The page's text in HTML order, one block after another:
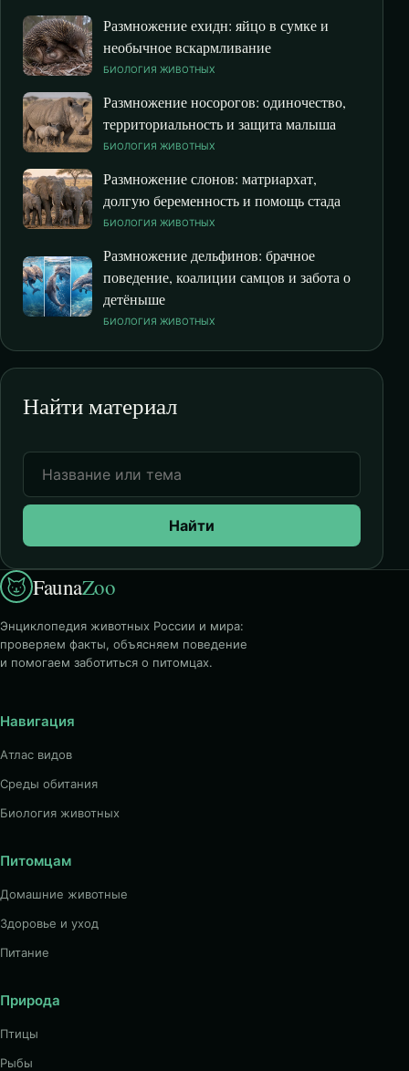
Размножение ехидн: яйцо в сумке и
необычное вскармливание
БИОЛОГИЯ ЖИВОТНЫХ
Размножение носорогов: одиночество,
территориальность и защита малыша
БИОЛОГИЯ ЖИВОТНЫХ
Размножение слонов: матриархат,
долгую беременность и помощь стада
БИОЛОГИЯ ЖИВОТНЫХ
Размножение дельфинов: брачное
поведение, коалиции самцов и забота о
детёныше
БИОЛОГИЯ ЖИВОТНЫХ
Найти материал
Найти
FaunaZoo
Энциклопедия животных России и мира:
проверяем факты, объясняем поведение
и помогаем заботиться о питомцах.
Навигация
Атлас видов
Среды обитания
Биология животных
Питомцам
Домашние животные
Здоровье и уход
Питание
Природа
Птицы
Рыбы